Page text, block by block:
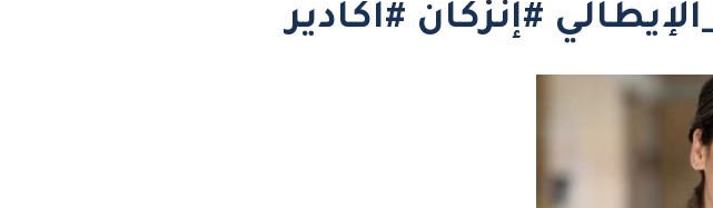
#إنزكان #أكادير